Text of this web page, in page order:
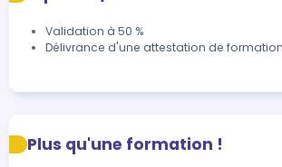
Validation à 50 %
Délivrance d'une attestation de formation
Plus qu'une formation !